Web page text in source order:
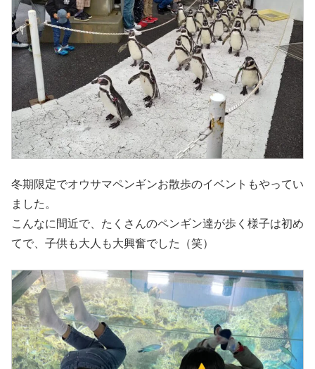
冬期限定でオウサマペンギンお散歩のイベントもやってい
ました。
こんなに間近で、たくさんのペンギン達が歩く様子は初め
てで、子供も大人も大興奮でした（笑）